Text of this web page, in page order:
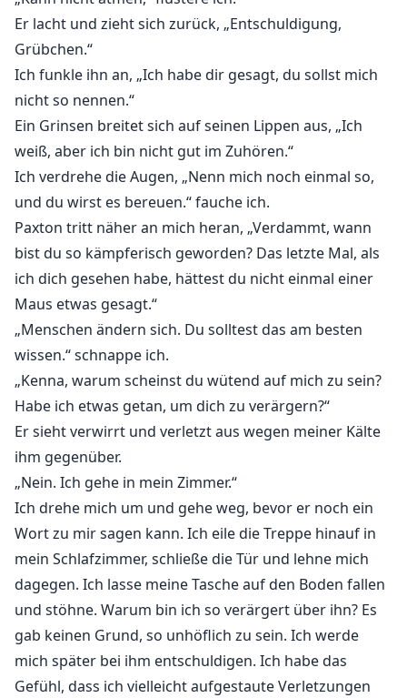
Er lacht und zieht sich zurück, „Entschuldigung,
Grübchen.“
Ich funkle ihn an, „Ich habe dir gesagt, du sollst mich
nicht so nennen.“
Ein Grinsen breitet sich auf seinen Lippen aus, „Ich
weiß, aber ich bin nicht gut im Zuhören.“
Ich verdrehe die Augen, „Nenn mich noch einmal so,
und du wirst es bereuen.“ fauche ich.
Paxton tritt näher an mich heran, „Verdammt, wann
bist du so kämpferisch geworden? Das letzte Mal, als
ich dich gesehen habe, hättest du nicht einmal einer
Maus etwas gesagt.“
„Menschen ändern sich. Du solltest das am besten
wissen.“ schnappe ich.
„Kenna, warum scheinst du wütend auf mich zu sein?
Habe ich etwas getan, um dich zu verärgern?“
Er sieht verwirrt und verletzt aus wegen meiner Kälte
ihm gegenüber.
„Nein. Ich gehe in mein Zimmer.“
Ich drehe mich um und gehe weg, bevor er noch ein
Wort zu mir sagen kann. Ich eile die Treppe hinauf in
mein Schlafzimmer, schließe die Tür und lehne mich
dagegen. Ich lasse meine Tasche auf den Boden fallen
und stöhne. Warum bin ich so verärgert über ihn? Es
gab keinen Grund, so unhöflich zu sein. Ich werde
mich später bei ihm entschuldigen. Ich habe das
Gefühl, dass ich vielleicht aufgestaute Verletzungen